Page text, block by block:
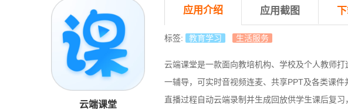
云端课堂
应用介绍 应用截图
标签: 教育学习 生活服务
云端课堂是一款面向教培机构、学校及个人教师
一辅导，可实时音视频连麦、共享PPT及各类课
直播过程自动云端录制并生成回放供学生课后复